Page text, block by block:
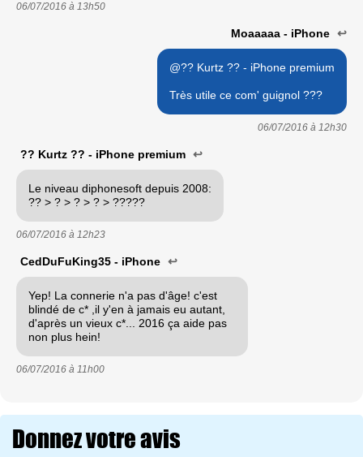
06/07/2016 à 13h50
Moaaaaa - iPhone ↩
@?? Kurtz ?? - iPhone premium
Très utile ce com' guignol ???
06/07/2016 à 12h30
?? Kurtz ?? - iPhone premium ↩
Le niveau diphonesoft depuis 2008:
?? > ? > ? > ? > ?????
06/07/2016 à 12h23
CedDuFuKing35 - iPhone ↩
Yep! La connerie n'a pas d'âge! c'est
blindé de c* ,il y'en à jamais eu autant,
d'après un vieux c*... 2016 ça aide pas
non plus hein!
06/07/2016 à 11h00
Donnez votre avis